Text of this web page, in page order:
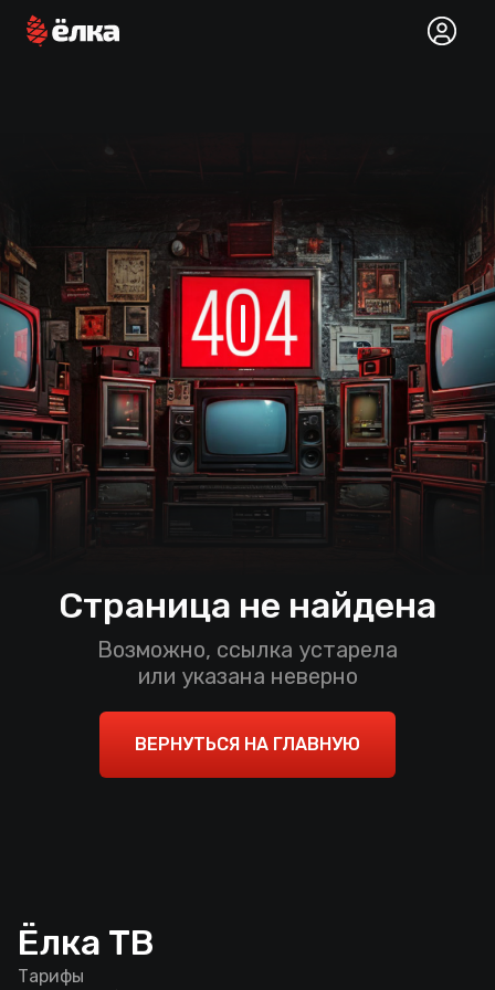
Страница не найдена
Возможно, ссылка устарела
или указана неверно
ВЕРНУТЬСЯ НА ГЛАВНУЮ
Ёлка ТВ
Тарифы